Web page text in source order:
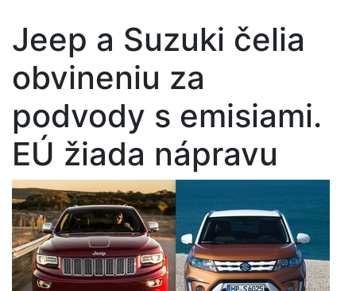
Jeep a Suzuki čelia
obvineniu za
podvody s emisiami.
EÚ žiada nápravu